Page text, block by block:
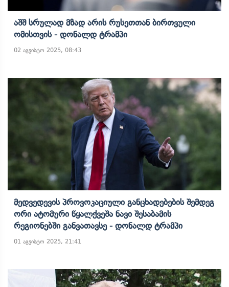
Აშშ Სრულად Მზად Არის Რუსეთთან Ბირთვული
Ომისთვის - Დონალდ Ტრამპი
02 აგვისტო 2025, 08:43
Მედვედევის Პროვოკაციული Განცხადებების Შემდეგ
Ორი Ატომური Წყალქვეშა Ნავი Შესაბამის
Რეგიონებში Განვათავსე - Დონალდ Ტრამპი
01 აგვისტო 2025, 21:41